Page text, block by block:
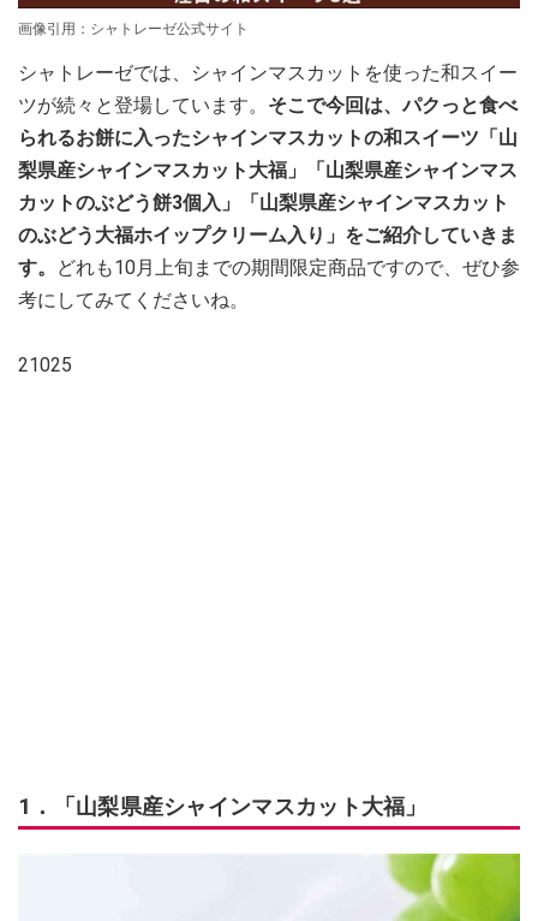
画像引用：シャトレーゼ公式サイト
シャトレーゼでは、シャインマスカットを使った和スイー
ツが続々と登場しています。 そこで今回は、パクっと食べ
られるお餅に入ったシャインマスカットの和スイーツ「山
梨県産シャインマスカット大福」「山梨県産シャインマス
カットのぶどう餅3個入」「山梨県産シャインマスカット
のぶどう大福ホイップクリーム入り」をご紹介していきま
す。
どれも10月上旬までの期間限定商品ですので、ぜひ参
考にしてみてくださいね。
21025
1．「山梨県産シャインマスカット大福」